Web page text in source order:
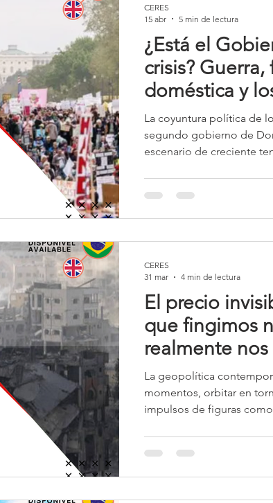
¿Está el
crisis?
doméstica y
guerra de
La coyuntura política de
segundo gobierno de
escenario de creciente
cuestionamientos a la
de representar un
CERES
15 abr
5 min de lectura
El precio
que fingimos
realmente nos
La geopolítica
momentos, orbitar en
impulsos de figuras
toman sin coordinación,
contradicción con
CERES
31 mar
4 min de lectura